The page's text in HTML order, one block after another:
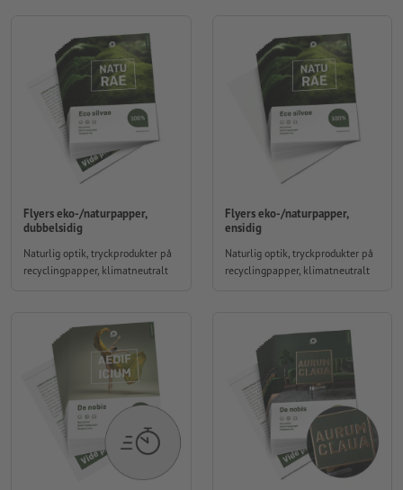
Flyers eko-/naturpapper,
dubbelsidig
Naturlig optik, tryckprodukter på
recyclingpapper, klimatneutralt
Flyers eko-/naturpapper,
ensidig
Naturlig optik, tryckprodukter på
recyclingpapper, klimatneutralt